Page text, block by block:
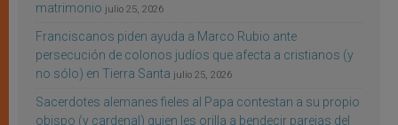
matrimonio julio 25, 2026
Franciscanos piden ayuda a Marco Rubio ante
persecución de colonos judíos que afecta a cristianos (y
no sólo) en Tierra Santa julio 25, 2026
Sacerdotes alemanes fieles al Papa contestan a su propio
obispo (y cardenal) quien les orilla a bendecir parejas del